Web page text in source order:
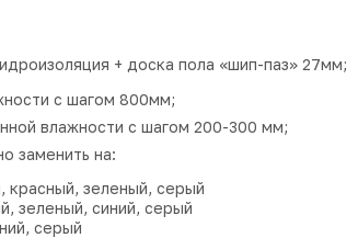
+ доска пола «шип-паз» 27мм;
с шагом 800мм;
влажности с шагом 200-300 мм;
заменить на:
красный, зеленый, серый
зеленый, синий, серый
серый